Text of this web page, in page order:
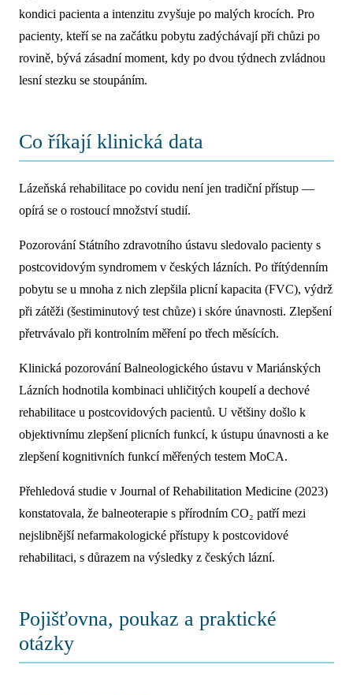
kondici pacienta a intenzitu zvyšuje po malých krocích. Pro
pacienty, kteří se na začátku pobytu zadýchávají při chůzi po
rovině, bývá zásadní moment, kdy po dvou týdnech zvládnou
lesní stezku se stoupáním.
Co říkají klinická data
Lázeňská rehabilitace po covidu není jen tradiční přístup —
opírá se o rostoucí množství studií.
Pozorování Státního zdravotního ústavu sledovalo pacienty s
postcovidovým syndromem v českých lázních. Po třítýdenním
pobytu se u mnoha z nich zlepšila plicní kapacita (FVC), výdrž
při zátěži (šestiminutový test chůze) i skóre únavnosti. Zlepšení
přetrvávalo při kontrolním měření po třech měsících.
Klinická pozorování Balneologického ústavu v Mariánských
Lázních hodnotila kombinaci uhličitých koupelí a dechové
rehabilitace u postcovidových pacientů. U většiny došlo k
objektivnímu zlepšení plicních funkcí, k ústupu únavnosti a ke
zlepšení kognitivních funkcí měřených testem MoCA.
Přehledová studie v Journal of Rehabilitation Medicine (2023)
konstatovala, že balneoterapie s přírodním CO₂ patří mezi
nejslibnější nefarmakologické přístupy k postcovidové
rehabilitaci, s důrazem na výsledky z českých lázní.
Pojišťovna, poukaz a praktické
otázky